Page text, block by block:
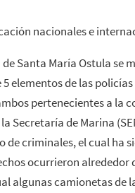
nacionales e
Santa María Ostula se
elementos de las
pertenecientes a la
Secretaría de Marina
de criminales, el cual ha
ocurrieron alrededor
algunas camionetas de